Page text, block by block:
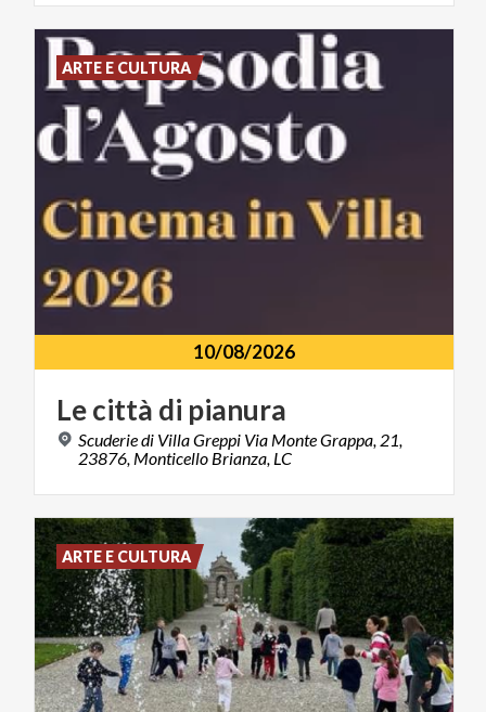
10/08/2026
Lecittà di pianura
Scuderie di Villa Greppi Via Monte Grappa, 21,
23876, Monticello Brianza, LC
ARTE E CULTURA
ARTE E CULTURA